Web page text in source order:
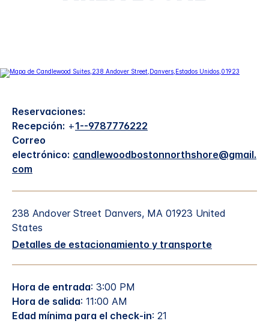
Reservaciones:
Recepción: +1--9787776222
Correo
electrónico: candlewoodbostonnorthshore@gmail.
com
238 Andover Street Danvers, MA 01923 United
States
Detalles de estacionamiento y transporte
Hora de entrada: 3:00 PM
Hora de salida: 11:00 AM
Edad mínima para el check-in: 21